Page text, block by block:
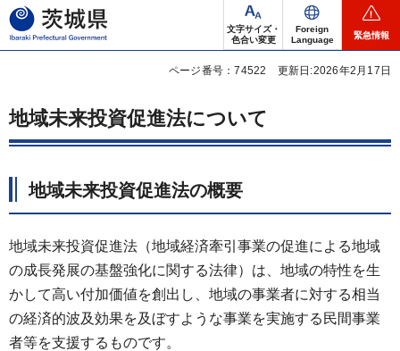
茨城県
文字サイズ・
色合い変更
Foreign
Language
緊急情報
ページ番号：74522 更新日:2026年2月17日
地域未来投資促進法について
地域未来投資促進法の概要
地域未来投資促進法（地域経済牽引事業の促進による地域
の成長発展の基盤強化に関する法律）は、地域の特性を生
かして高い付加価値を創出し、地域の事業者に対する相当
の経済的波及効果を及ぼすような事業を実施する民間事業
者等を支援するものです。